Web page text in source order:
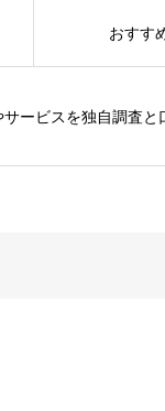
ービスを独自調査と
おすす